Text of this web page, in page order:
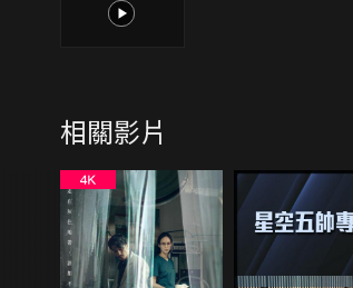
1
相關影片